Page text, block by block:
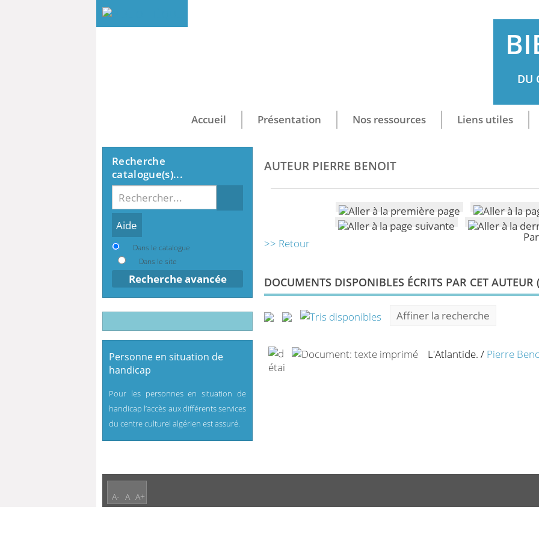
DU
Accueil Présentation Nos ressources Liens utiles
AUTEUR PIERRE BENOIT
>> Retour
DOCUMENTS DISPONIBLES ÉCRITS PAR CET AUTEUR (
Affiner la recherche
L'Atlantide. / Pierre
Recherche
catalogue(s)...
Dans le catalogue
Dans le site
Recherche avancée
Personne en situation de
handicap
Pour les personnes en situation de
handicap l’accès aux différents services
du centre culturel algérien est assuré.
A- A A+